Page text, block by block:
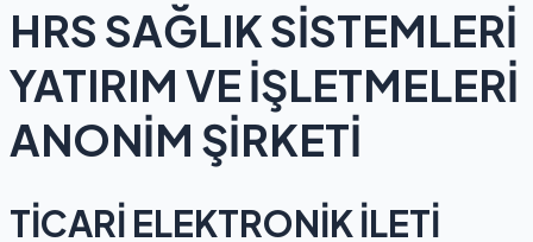
HRS SAĞLIK SİSTEMLERİ
YATIRIM VE İŞLETMELERİ
ANONİM ŞİRKETİ
TİCARİ ELEKTRONİK İLETİ